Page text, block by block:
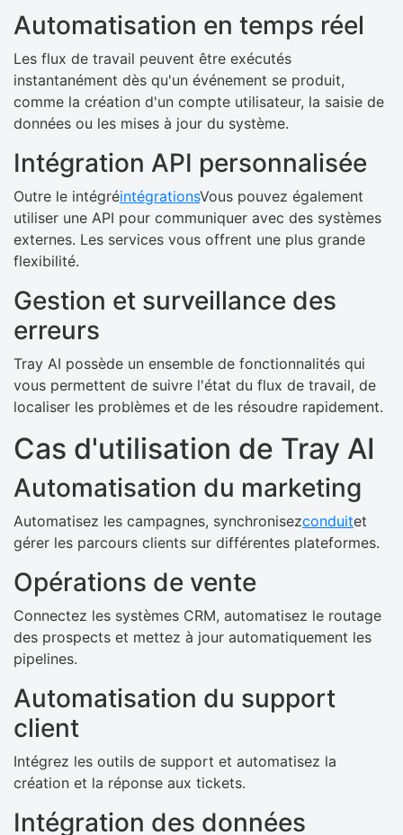
Automatisation en temps réel
Les flux de travail peuvent être exécutés
instantanément dès qu'un événement se produit,
comme la création d'un compte utilisateur, la saisie de
données ou les mises à jour du système.
Intégration API personnalisée
Outre le intégréintégrationsVous pouvez également
utiliser une API pour communiquer avec des systèmes
externes. Les services vous offrent une plus grande
flexibilité.
Gestion et surveillance des
erreurs
Tray AI possède un ensemble de fonctionnalités qui
vous permettent de suivre l'état du flux de travail, de
localiser les problèmes et de les résoudre rapidement.
Cas d'utilisation de Tray AI
Automatisation du marketing
Automatisez les campagnes, synchronisezconduitet
gérer les parcours clients sur différentes plateformes.
Opérations de vente
Connectez les systèmes CRM, automatisez le routage
des prospects et mettez à jour automatiquement les
pipelines.
Automatisation du support
client
Intégrez les outils de support et automatisez la
création et la réponse aux tickets.
Intégration des données